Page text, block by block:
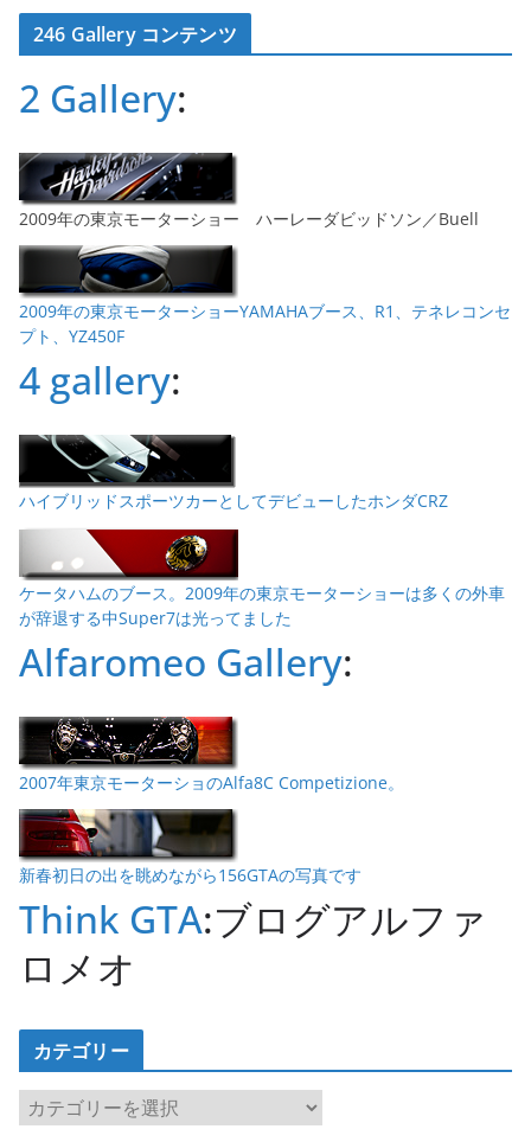
カ
イ246 Gallery コンテンツ
2 Gallery:
2009年の東京モーターショー ハーレーダビッドソン／Buell
2009年の東京モーターショーYAMAHAブース、R1、テネレコンセ
プト、YZ450F
4 gallery:
ハイブリッドスポーツカーとしてデビューしたホンダCRZ
ケータハムのブース。2009年の東京モーターショーは多くの外車
が辞退する中Super7は光ってました
Alfaromeo Gallery:
2007年東京モーターショのAlfa8C Competizione。
新春初日の出を眺めながら156GTAの写真です
Think GTA:ブログアルファ
ロメオ
カテゴリー
カ
テ